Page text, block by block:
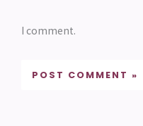
I comment.